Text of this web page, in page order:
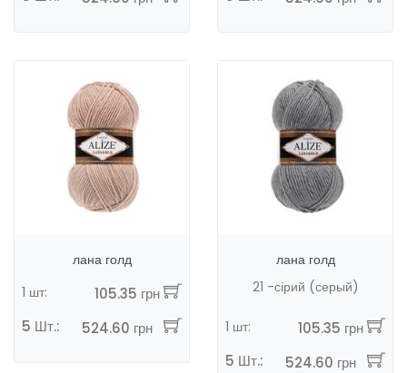
лана голд
1 шт:
105.35 грн
5 Шт.:
524.60 грн
лана голд
21 -сірий (серый)
1 шт:
105.35 грн
5 Шт.:
524.60 грн